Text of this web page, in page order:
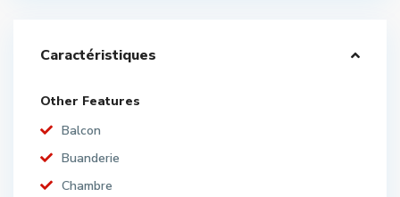
Caractéristiques
Other Features
Balcon
Buanderie
Chambre